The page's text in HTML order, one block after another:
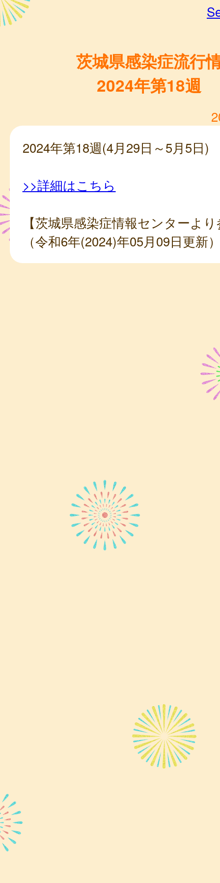
茨城県感染症流行
2024年第18週
2024年第18週(4月29日～5月5日)
>>詳細はこちら
【茨城県感染症情報センターよ
（令和6年(2024)年05月09日更新